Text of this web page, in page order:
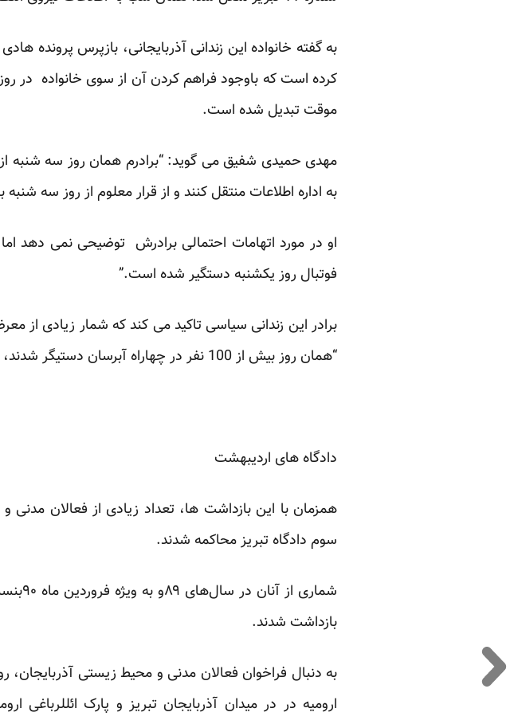
موقت تبدیل شده است.
مهدی حمیدی شفیق می گوید: “برادرم همان روز سه شنبه
به اداره اطلاعات منتقل کنند و از قرار معلوم از روز سه
او در مورد اتهامات احتمالی برادرش توضیحی نمی دهد
فوتبال روز یکشنبه دستگیر شده است.”
برادر این زندانی سیاسی تاکید می کند که شمار زیادی از
“همان روز بیش از 100 نفر در چهاراه آبرسان دستیگر شدند، اما بعد از ساعاتی بیشتر آنها با قید وثیقه و اخذ تعهد آزاد شدند.”
دادگاه های اردیبهشت
همزمان با این بازداشت ها، تعداد زیادی از فعالان
سوم دادگاه تبریز محاکمه شدند.
بازداشت شدند.
ارومیه در در میدان آذربایجان تبریز و پارک